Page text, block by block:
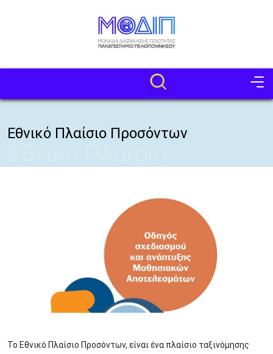
Image
Εθνικό Πλαίσιο Προσόντων
Το Εθνικό Πλαίσιο Προσόντων, είναι ένα πλαίσιο ταξινόμησης